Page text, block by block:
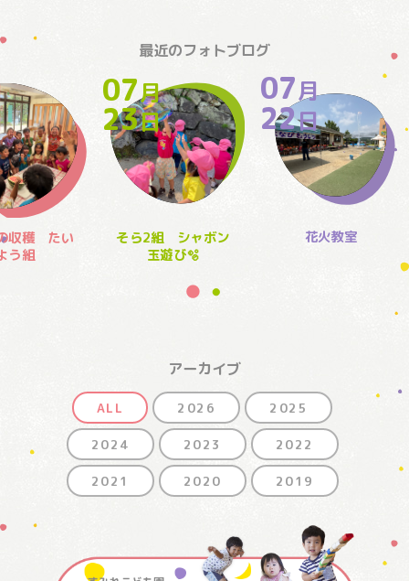
最近のフォトブログ
収穫 たい
う組
07月
23日
そら2組 シャボン
玉遊び🫧
07月
22日
花火教室
アーカイブ
ALL 2026 2025
2024 2023 2022
2021 2020 2019